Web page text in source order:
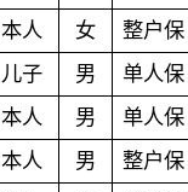
本人 女 整户保
儿子 男 单人保
本人 男 单人保
本人 男 整户保